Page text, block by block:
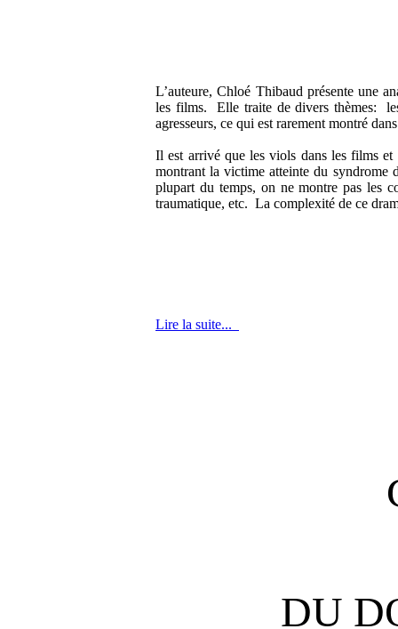
L’auteure, Chloé Thibaud présente une
les films. Elle traite de divers thèmes:
agresseurs, ce qui est rarement montré
Il est arrivé que les viols dans les films et
montrant la victime atteinte du syndrome
plupart du temps, on ne montre pas les
traumatique, etc. La complexité de ce
Lire la suite...
DU